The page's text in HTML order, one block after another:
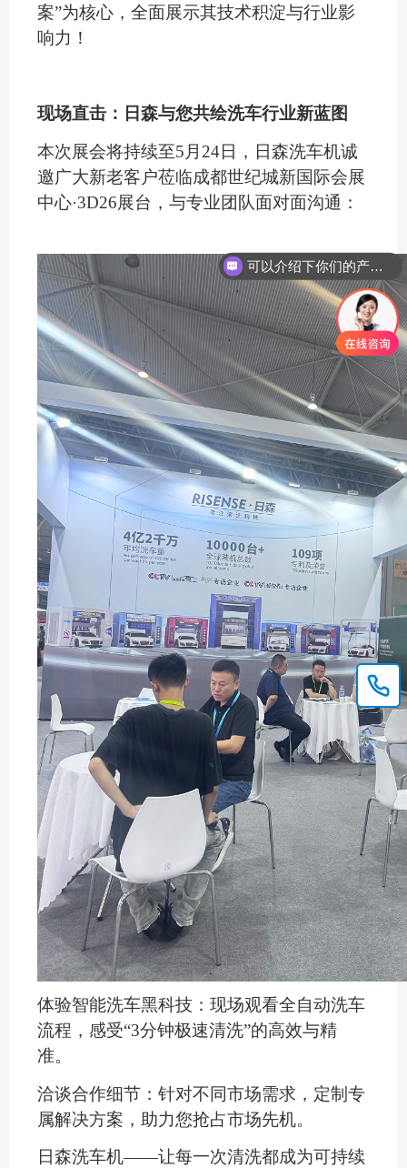
案”为核心，全面展示其技术积淀与行业影
响力 ！
现场直击：日森与您共绘洗车行业新蓝图
本次展会将持续至5月24日，日森洗车机诚
邀广大新老客户莅临成都世纪城新国际会展
中心·3D26展台，与专业团队面对面沟通：
体验智能洗车黑科技：现场观看全自动洗车
流程，感受“3分钟极速清洗”的高效与精
准。
洽谈合作细节：针对不同市场需求，定制专
属解决方案，助力您抢占市场先机。
日森洗车机——让每一次清洗都成为可持续
可以介绍下你们的产品么？